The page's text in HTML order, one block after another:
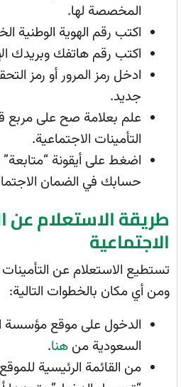
المخصصة لها.
اكتب رقم الهوية الوطنية
اكتب رقم هاتفك وبريدك
ادخل رمز المرور أو رمز
جديد.
علم بعلامة صح على مربع
التأمينات الاجتماعية.
اضغط على أيقونة
حسابك في الضمان
طريقة الاستعلام عن
الاجتماعية
تستطيع الاستعلام عن
ومن أي مكان بالخطوات التالية:
الدخول على موقع مؤسسة
السعودية من هنا.
من القائمة الرئيسية